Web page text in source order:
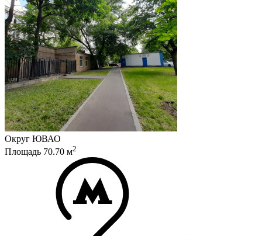
Округ ЮВАО
Площадь 70.70 м2